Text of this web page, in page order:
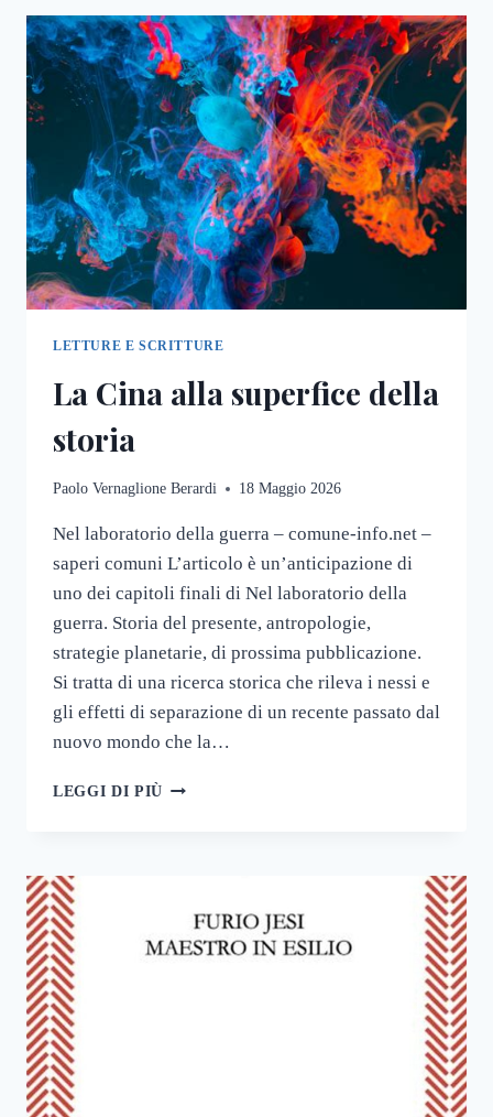
NEL
SECOLO
DELEUZIANO
LETTURE E SCRITTURE
La Cina alla superfice della
storia
Paolo Vernaglione Berardi 18 Maggio 2026
Nel laboratorio della guerra – comune-info.net –
saperi comuni L’articolo è un’anticipazione di
uno dei capitoli finali di Nel laboratorio della
guerra. Storia del presente, antropologie,
strategie planetarie, di prossima pubblicazione.
Si tratta di una ricerca storica che rileva i nessi e
gli effetti di separazione di un recente passato dal
nuovo mondo che la…
LEGGI DI PIÙ LA